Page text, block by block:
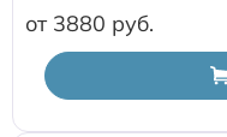
от 3880